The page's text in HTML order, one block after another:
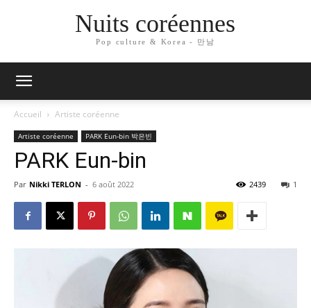
Nuits coréennes
Pop culture & Korea - 만남
Accueil Artiste coréenne
Artiste coréenne PARK Eun-bin 박은빈
PARK Eun-bin
Par Nikki TERLON - 6 août 2022 1
2439